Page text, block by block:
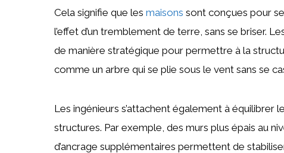
Cela signifie que les maisons sont conçues pour
l’effet d’un tremblement de terre, sans se briser.
de manière stratégique pour permettre à la
comme un arbre qui se plie sous le vent sans se
Les ingénieurs s’attachent également à équilibrer
structures. Par exemple, des murs plus épais au
d’ancrage supplémentaires permettent de